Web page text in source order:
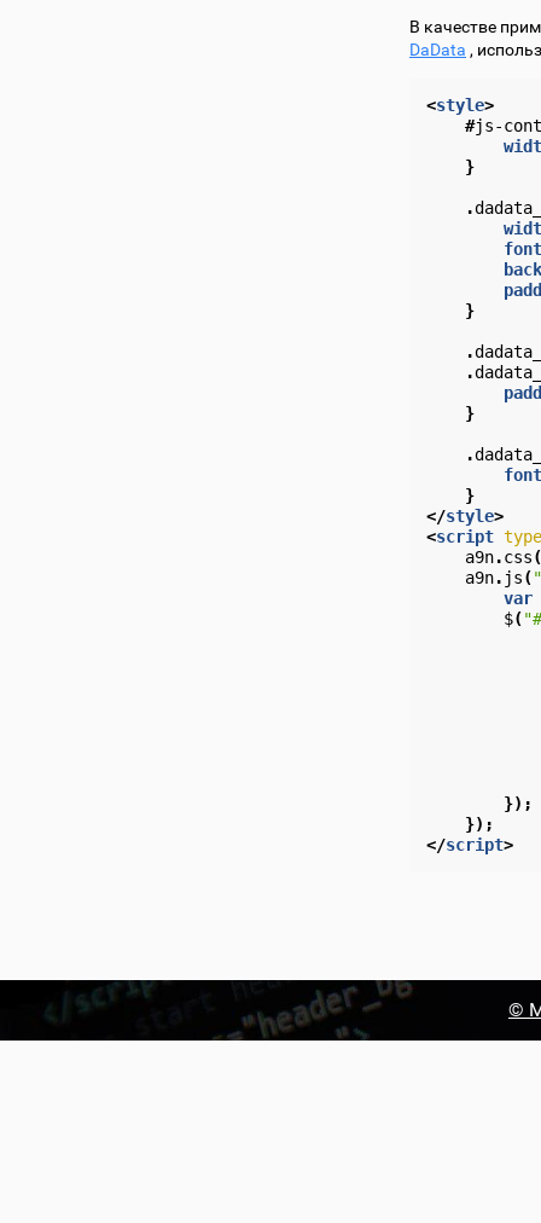
В качестве
DaData ,
<style>
#js-
}
.
}
.
.
}
.
}
</style>
<script type
a9n.css(
a9n. js(
var
$(
});
});
</script>
©